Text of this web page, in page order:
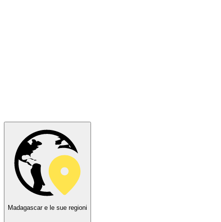
Madagascar e le sue regioni